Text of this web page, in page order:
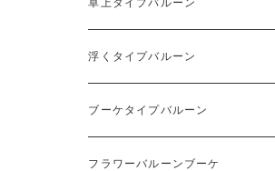
卓上タイプバルーン
浮くタイプバルーン
ブーケタイプバルーン
フラワーバルーンブーケ